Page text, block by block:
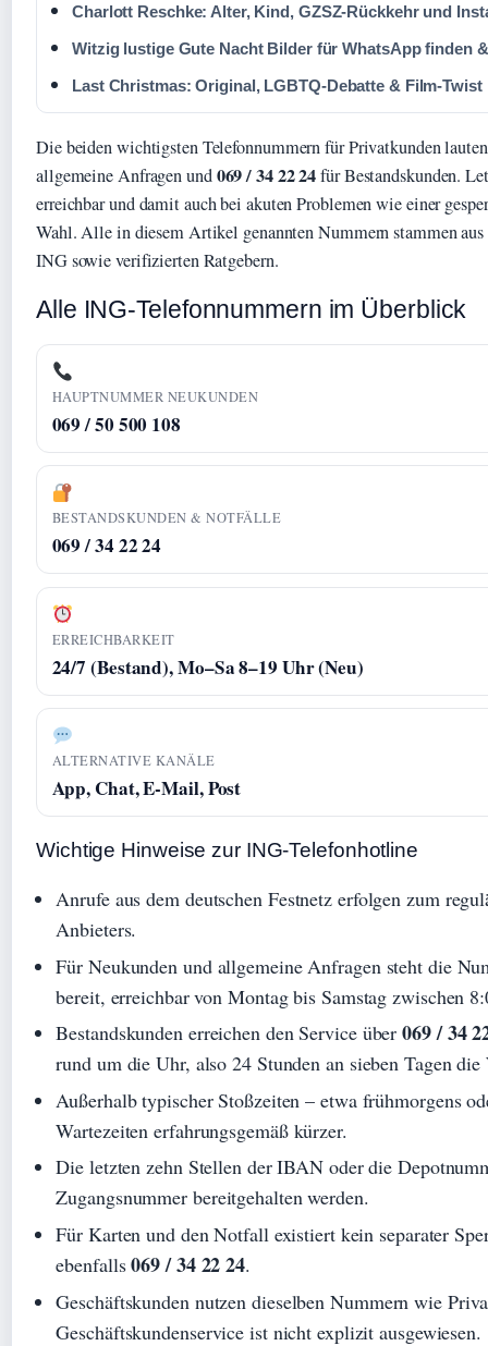
Charlott Reschke: Alter, Kind, GZSZ-Rückkehr und
Witzig lustige Gute Nacht Bilder für WhatsApp finden
Last Christmas: Original, LGBTQ-Debatte & Film-Twist
Die beiden wichtigsten Telefonnummern für Privatkunden
allgemeine Anfragen und069 / 34 22 24für Bestandskunden.
erreichbar und damit auch bei akuten Problemen wie einer
Wahl. Alle in diesem Artikel genannten Nummern stammen
ING sowie verifizierten Ratgebern.
Alle ING-Telefonnummern im Überblick
HAUPTNUMMER NEUKUNDEN
069 / 50 500 108
BESTANDSKUNDEN & NOTFÄLLE
069 / 34 22 24
ERREICHBARKEIT
24/7 (Bestand), Mo–Sa 8–19 Uhr (Neu)
ALTERNATIVE KANÄLE
App, Chat, E-Mail, Post
Wichtige Hinweise zur ING-Telefonhotline
Anrufe aus dem deutschen Festnetz erfolgen zum
Anbieters.
Für Neukunden und allgemeine Anfragen steht die
bereit, erreichbar von Montag bis Samstag zwischen
Bestandskunden erreichen den Service über069 / 34
rund um die Uhr, also 24 Stunden an sieben Tagen
Außerhalb typischer Stoßzeiten – etwa frühmorgens
Wartezeiten erfahrungsgemäß kürzer.
Die letzten zehn Stellen der IBAN oder die
Zugangsnummer bereitgehalten werden.
Für Karten und den Notfall existiert kein separater
ebenfalls069 / 34 22 24.
Geschäftskunden nutzen dieselben Nummern wie
Geschäftskundenservice ist nicht explizit ausgewiesen.